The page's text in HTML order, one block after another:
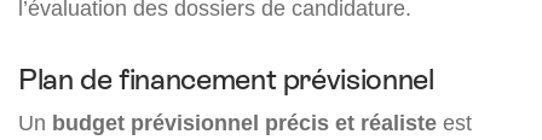
l’évaluation des dossiers de candidature.
Plan de financement prévisionnel
Un budget prévisionnel précis et réaliste est